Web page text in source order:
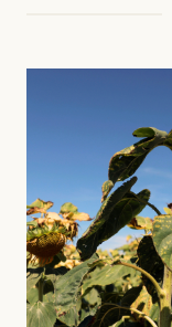
Jonas Lundström
Publicerad24
Jesper Lundby
Publicerad15
Uppdaterad15